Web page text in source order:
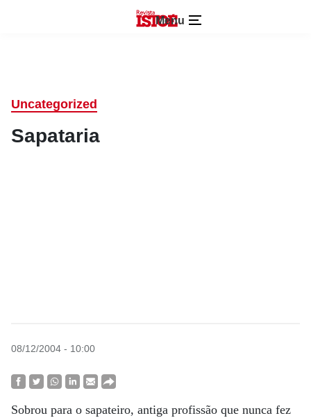
Menu
Uncategorized
Sapataria
08/12/2004 - 10:00
Sobrou para o sapateiro, antiga profissão que nunca fez